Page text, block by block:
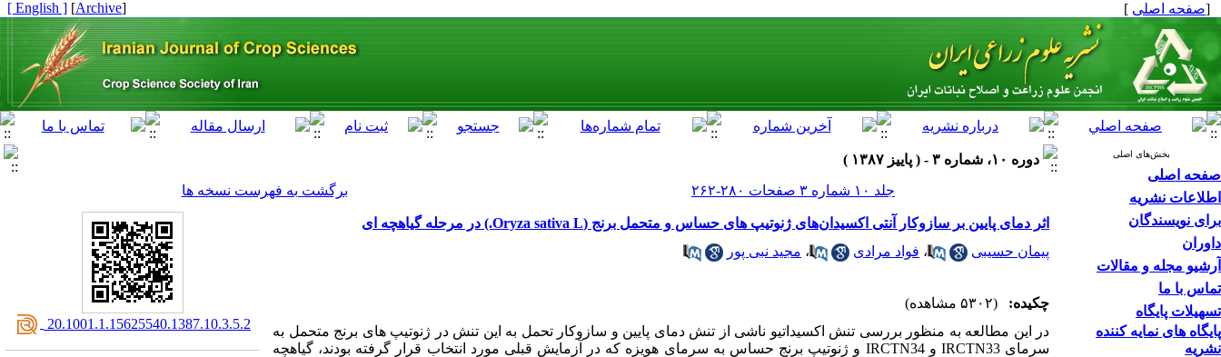
[صفحه اصلی ]
[
Archive
]
[ English ]
بخش‌های اصلی
صفحه اصلی
اطلاعات نشریه
برای نویسندگان
داوران
آرشیو مجله و مقالات
تماس با ما
تسهیلات پایگاه
پایگاه های نمایه کننده
نشریه
دوره ۱۰، شماره ۳ - ( پاييز ۱۳۸۷ )
جلد ۱۰ شماره ۳ صفحات ۲۸۰-۲۶۲
برگشت به فهرست نسخه ها
اثر دمای پایین بر سازوکار آنتی اکسیدان‌های ژنوتیپ های حساس و متحمل برنج (Oryza sativa L.) در مرحله گیاهچه ای
پیمان حسیبی
، فواد مرادی ، مجید نبی پور
چکیده:
(۵۳۰۲ مشاهده)
در این مطالعه به منظور بررسی تنش اکسیداتیو ناشی از تنش دمای پایین و سازوکار تحمل به این تنش در ژنوتیپ های برنج متحمل به
سرمای IRCTN33 و IRCTN34 و ژنوتیپ برنج حساس به سرمای هویزه که در آزمایش قبلی مورد انتخاب قرار گرفته بودند، گیاهچه
‎ 20.1001.1.15625540.1387.10.3.5.2